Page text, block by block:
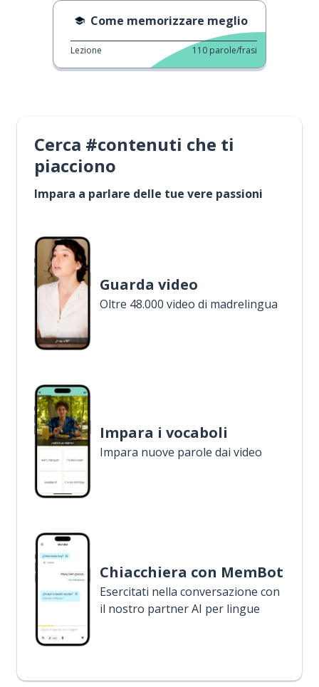
Come memorizzare meglio
Lezione 110 parole/frasi
Cerca #contenuti che ti
piacciono
Impara a parlare delle tue vere passioni
Guarda video
Oltre 48.000 video di madrelingua
Impara i vocaboli
Impara nuove parole dai video
Chiacchiera con MemBot
Esercitati nella conversazione con
il nostro partner AI per lingue